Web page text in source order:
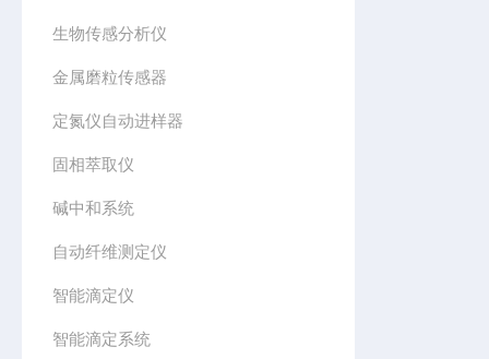
生物传感分析仪
金属磨粒传感器
定氮仪自动进样器
固相萃取仪
碱中和系统
自动纤维测定仪
智能滴定仪
智能滴定系统